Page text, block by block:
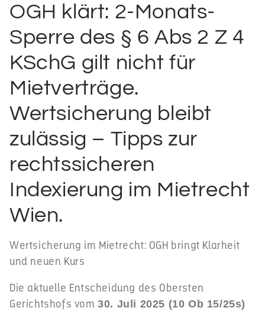
OGH klärt: 2-Monats-
Sperre des § 6 Abs 2 Z 4
KSchG gilt nicht für
Mietverträge.
Wertsicherung bleibt
zulässig – Tipps zur
rechtssicheren
Indexierung im Mietrecht
Wien.
Wertsicherung im Mietrecht: OGH bringt Klarheit
und neuen Kurs
Die aktuelle Entscheidung des Obersten
Gerichtshofs vom30. Juli 2025 (10 Ob 15/25s)